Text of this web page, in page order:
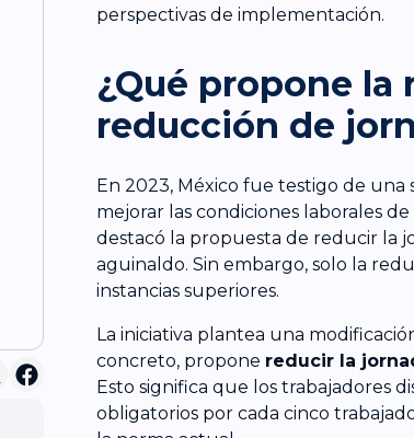
perspectivas de implementación.
¿Qué propone la
reducción de
En 2023, México fue testigo de una
mejorar las condiciones laborales
destacó la propuesta de reducir la
aguinaldo. Sin embargo, solo la
instancias superiores.
La iniciativa plantea una
concreto, propone reducir la
Esto significa que los trabajadores
obligatorios por cada cinco